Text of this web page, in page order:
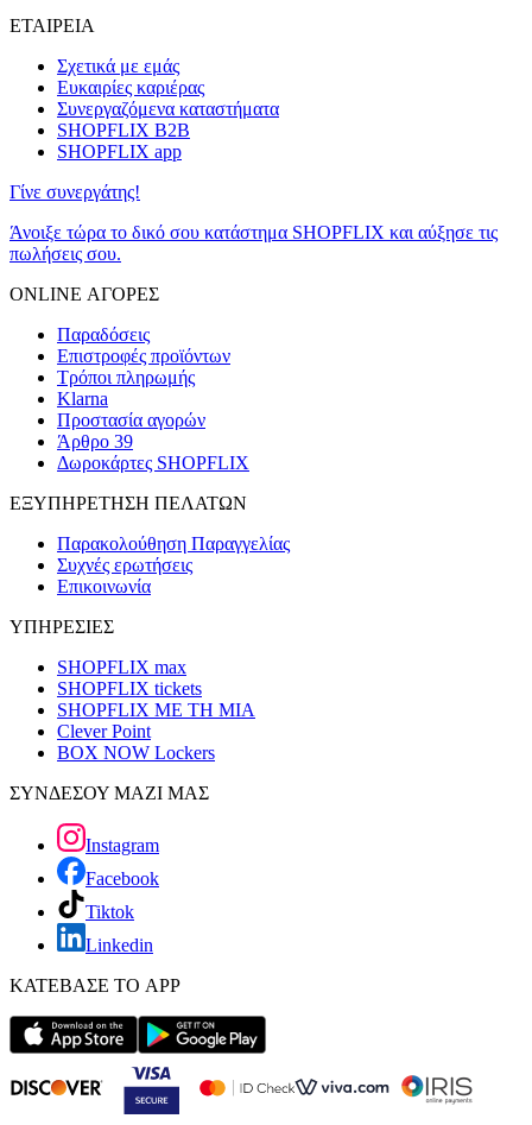
ΕΤΑΙΡΕΙΑ
Σχετικά με εμάς
Ευκαιρίες καριέρας
Συνεργαζόμενα καταστήματα
SHOPFLIX B2B
SHOPFLIX app
Γίνε συνεργάτης!
Άνοιξε τώρα το δικό σου κατάστημα SHOPFLIX και αύξησε τις
πωλήσεις σου.
ONLINE ΑΓΟΡΕΣ
Παραδόσεις
Επιστροφές προϊόντων
Τρόποι πληρωμής
Klarna
Προστασία αγορών
Άρθρο 39
Δωροκάρτες SHOPFLIX
ΕΞΥΠΗΡΕΤΗΣΗ ΠΕΛΑΤΩΝ
Παρακολούθηση Παραγγελίας
Συχνές ερωτήσεις
Επικοινωνία
ΥΠΗΡΕΣΙΕΣ
SHOPFLIX max
SHOPFLIX tickets
SHOPFLIX ΜΕ ΤΗ ΜΙΑ
Clever Point
BOX NOW Lockers
ΣΥΝΔΕΣΟΥ ΜΑΖΙ ΜΑΣ
Instagram
Facebook
Tiktok
Linkedin
ΚΑΤΕΒΑΣΕ ΤΟ APP